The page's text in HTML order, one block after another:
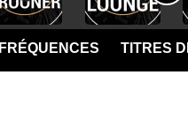
FRÉQUENCES TITRES